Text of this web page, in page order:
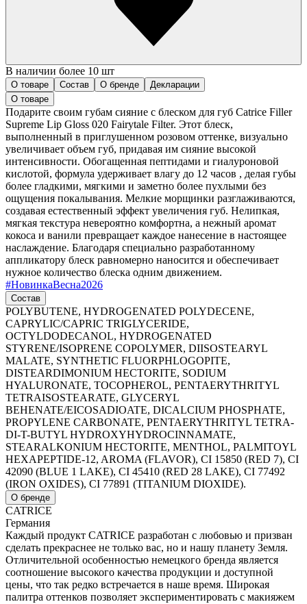
В наличии более 10 шт
О товаре Состав О бренде
Декларации
О товаре
Подарите своим губам сияние с блеском для губ Catrice Filler
Supreme Lip Gloss 020 Fairytale Filter. Этот блеск,
выполненный в приглушенном розовом оттенке, визуально
увеличивает объем губ, придавая им сияние высокой
интенсивности. Обогащенная пептидами и гиалуроновой
кислотой, формула удерживает влагу до 12 часов , делая губы
более гладкими, мягкими и заметно более пухлыми без
ощущения покалывания. Мелкие морщинки разглаживаются,
создавая естественный эффект увеличения губ. Нелипкая,
мягкая текстура невероятно комфортна, а нежный аромат
кокоса и ванили превращает каждое нанесение в настоящее
наслаждение. Благодаря специально разработанному
аппликатору блеск равномерно наносится и обеспечивает
нужное количество блеска одним движением.
#НовинкаВесна2026
Состав
POLYBUTENE, HYDROGENATED POLYDECENE,
CAPRYLIC/CAPRIC TRIGLYCERIDE,
OCTYLDODECANOL, HYDROGENATED
STYRENE/ISOPRENE COPOLYMER, DIISOSTEARYL
MALATE, SYNTHETIC FLUORPHLOGOPITE,
DISTEARDIMONIUM HECTORITE, SODIUM
HYALURONATE, TOCOPHEROL, PENTAERYTHRITYL
TETRAISOSTEARATE, GLYCERYL
BEHENATE/EICOSADIOATE, DICALCIUM PHOSPHATE,
PROPYLENE CARBONATE, PENTAERYTHRITYL TETRA-
DI-T-BUTYL HYDROXYHYDROCINNAMATE,
STEARALKONIUM HECTORITE, MENTHOL, PALMITOYL
HEXAPEPTIDE-12, AROMA (FLAVOR), CI 15850 (RED 7), CI
42090 (BLUE 1 LAKE), CI 45410 (RED 28 LAKE), CI 77492
(IRON OXIDES), CI 77891 (TITANIUM DIOXIDE).
О бренде
CATRICE
Германия
Каждый продукт CATRICE разработан с любовью и призван
сделать прекраснее не только вас, но и нашу планету Земля.
Отличительной особенностью немецкого бренда является
соотношение высокого качества продукции и доступной
цены, что так редко встречается в наше время. Широкая
палитра оттенков позволяет экспериментировать с макияжем